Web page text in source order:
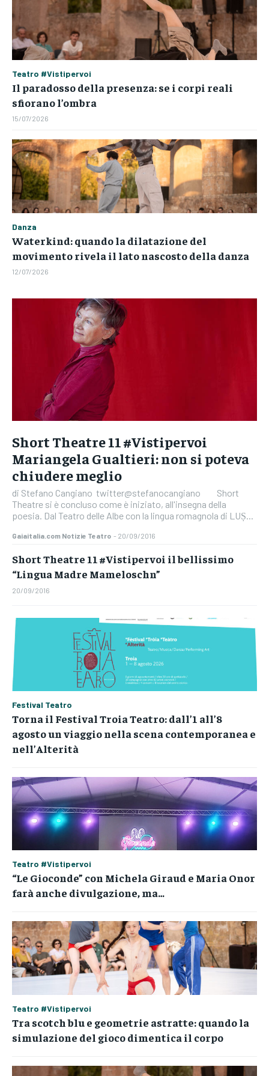
Teatro #Vistipervoi
Il paradosso della presenza: se i corpi reali
sfiorano l’ombra
15/07/2026
Danza
Waterkind: quando la dilatazione del
movimento rivela il lato nascosto della danza
12/07/2026
Short Theatre 11 #Vistipervoi
Mariangela Gualtieri: non si poteva
chiudere meglio
di Stefano Cangiano twitter@stefanocangiano Short
Theatre si è concluso come è iniziato, all'insegna della
poesia. Dal Teatro delle Albe con la lingua romagnola di LUṢ...
Gaiaitalia.com Notizie Teatro - 20/09/2016
Short Theatre 11 #Vistipervoi il bellissimo
“Lingua Madre Mameloschn”
20/09/2016
Festival Teatro
Torna il Festival Troia Teatro: dall’1 all’8
agosto un viaggio nella scena contemporanea e
nell’Alterità
Teatro #Vistipervoi
“Le Gioconde” con Michela Giraud e Maria Onor
farà anche divulgazione, ma…
Teatro #Vistipervoi
Tra scotch blu e geometrie astratte: quando la
simulazione del gioco dimentica il corpo